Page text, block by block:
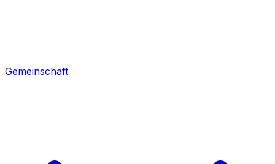
Gemeinschaft